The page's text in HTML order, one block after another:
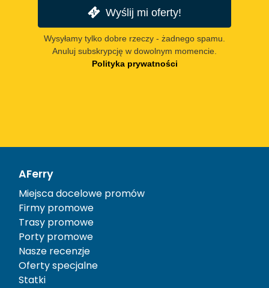
Wyślij mi oferty!
Wysyłamy tylko dobre rzeczy - żadnego spamu.
Anuluj subskrypcję w dowolnym momencie.
Polityka prywatności
AFerry
Miejsca docelowe promów
Firmy promowe
Trasy promowe
Porty promowe
Nasze recenzje
Oferty specjalne
Statki